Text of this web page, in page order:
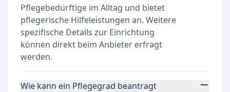
Pflegebedürftige im Alltag und bietet
pflegerische Hilfeleistungen an. Weitere
spezifische Details zur Einrichtung
können direkt beim Anbieter erfragt
werden.
Wie kann ein Pflegegrad beantragt